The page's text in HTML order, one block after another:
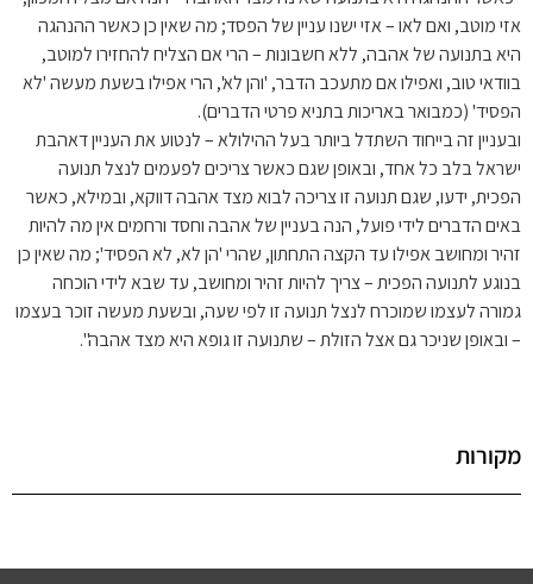
אזי מוטב, ואם לאו – אזי ישנו עניין של הפסד; מה שאין כן כאשר ההנהגה
היא בתנועה של אהבה, ללא חשבונות – הרי אם הצליח להחזירו למוטב,
בוודאי טוב, ואפילו אם מתעכב הדבר, 'והן לא', הרי אפילו בשעת מעשה 'לא
הפסיד' (כמבואר באריכות בתניא פרטי הדברים).
ובעניין זה בייחוד השתדל ביותר בעל ההילולא – לנטוע את העניין דאהבת
ישראל בלב כל אחד, ובאופן שגם כאשר צריכים לפעמים לנצל תנועה
הפכית, ידעו, שגם תנועה זו צריכה לבוא מצד אהבה דווקא, ובמילא, כאשר
באים הדברים לידי פועל, הנה בעניין של אהבה וחסד ורחמים אין מה להיות
זהיר ומחושב אפילו עד הקצה התחתון, שהרי 'הן לא, לא הפסיד'; מה שאין כן
בנוגע לתנועה הפכית – צריך להיות זהיר ומחושב, עד שבא לידי הוכחה
גמורה לעצמו שמוכרח לנצל תנועה זו לפי שעה, ובשעת מעשה זוכר בעצמו
– ובאופן שניכר גם אצל הזולת – שתנועה זו גופא היא מצד אהבה".
מקורות